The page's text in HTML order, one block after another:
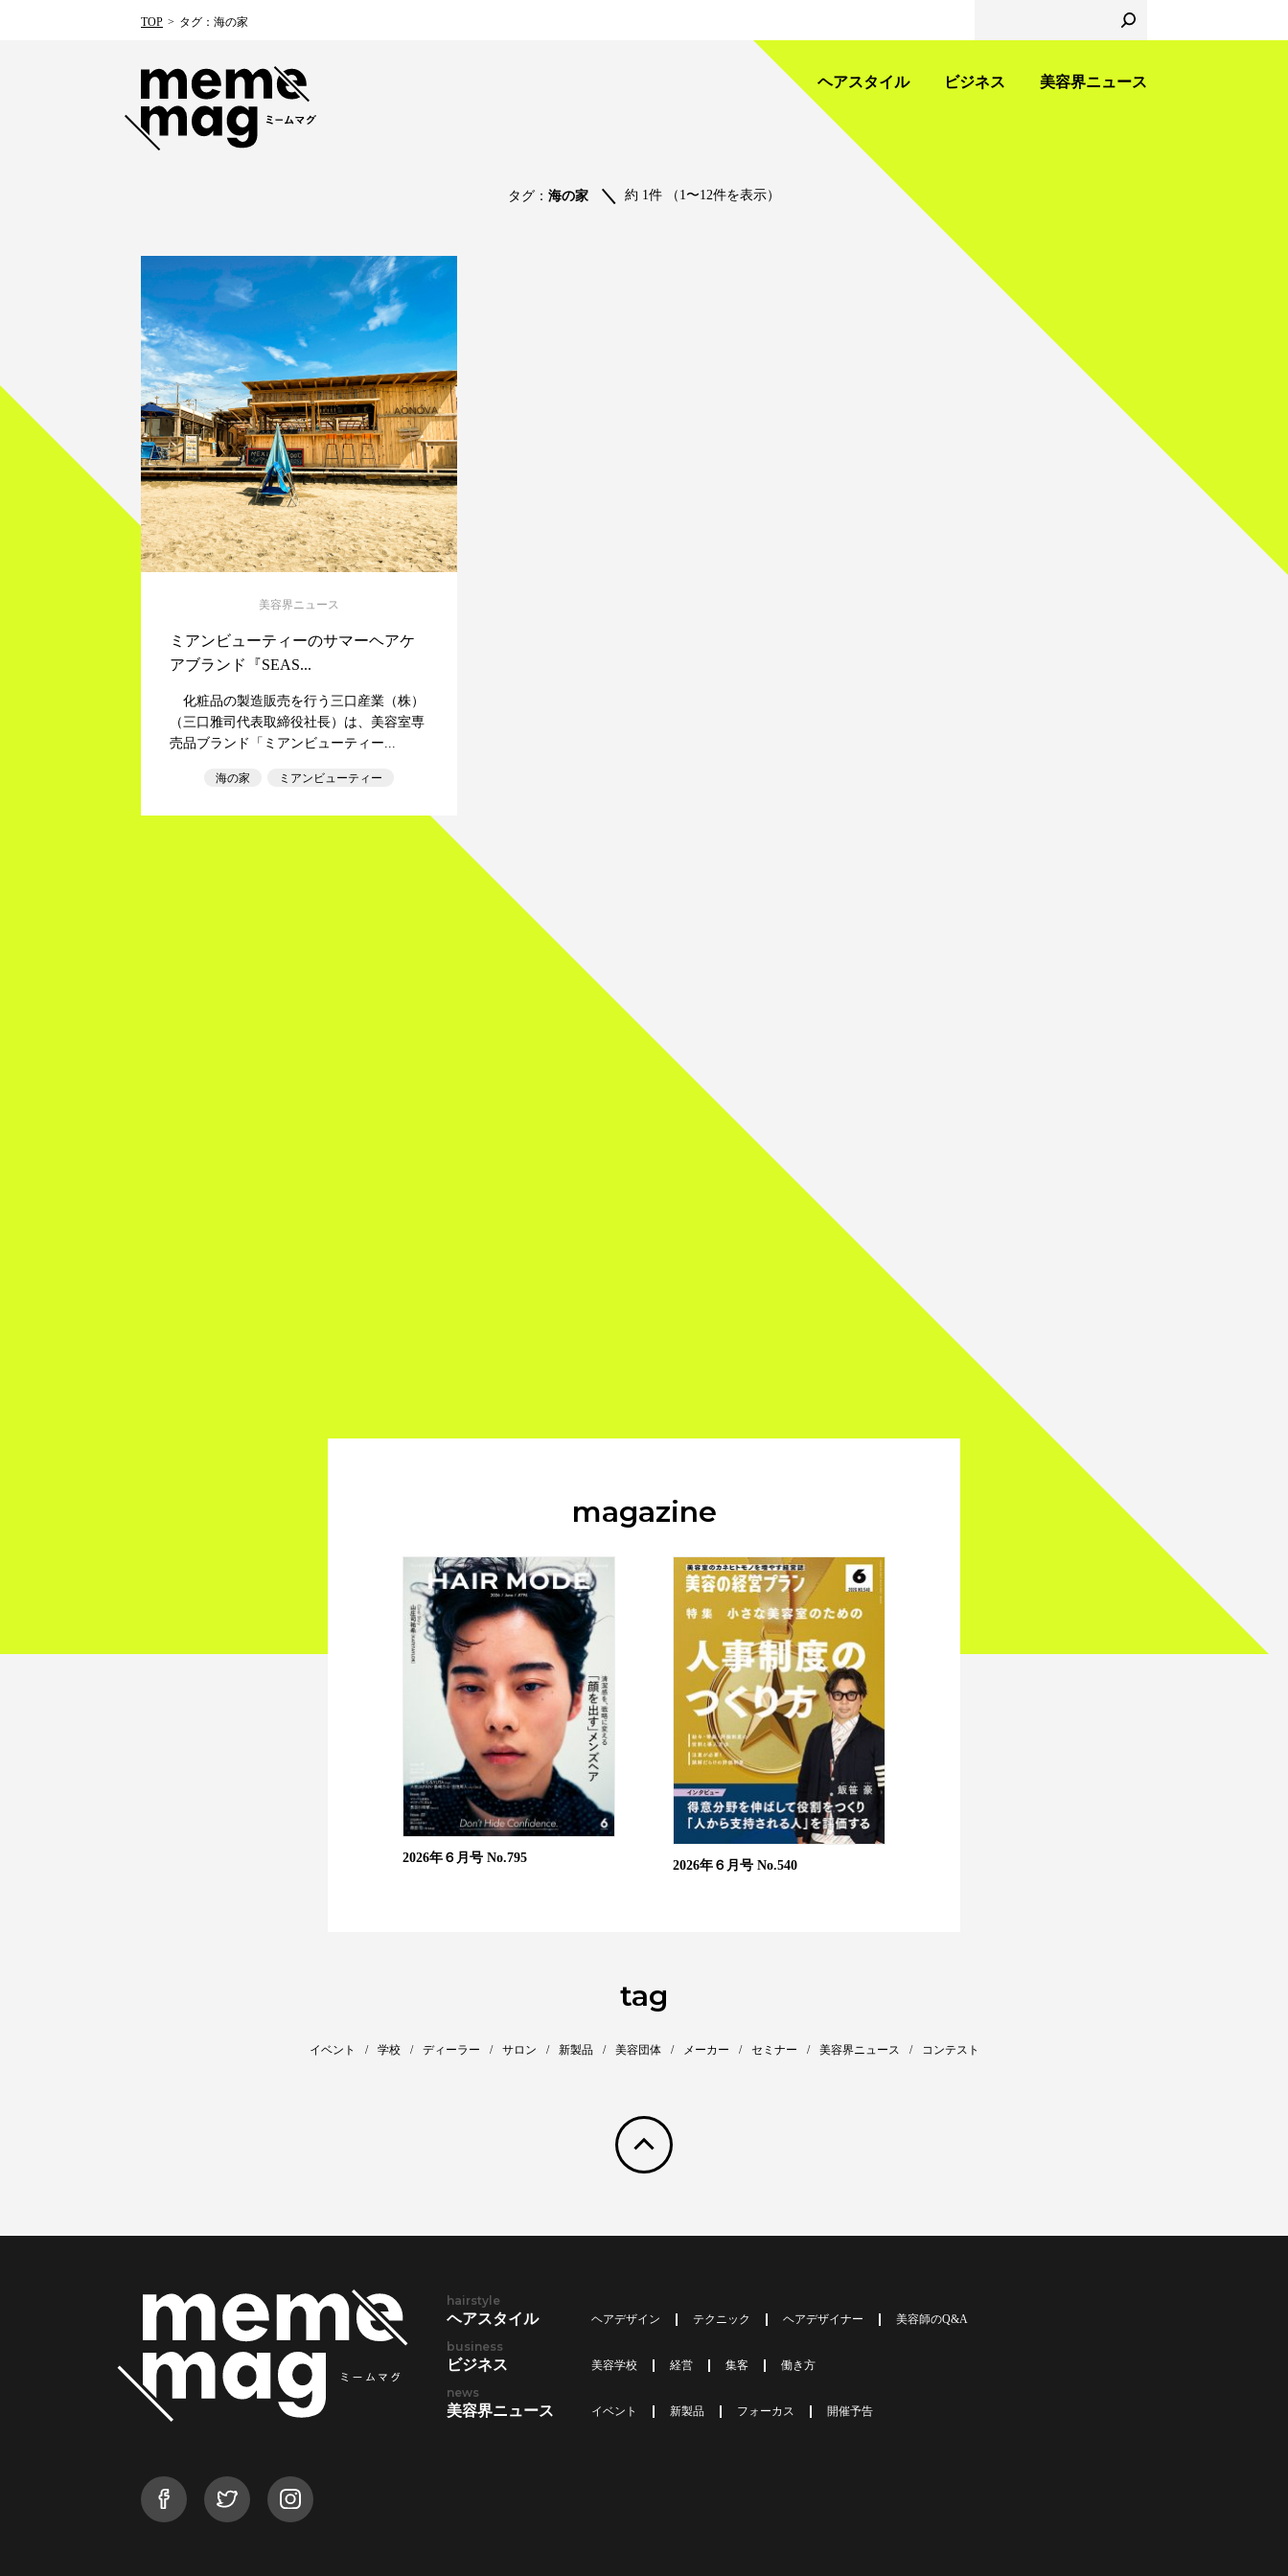
ヘアスタイル ビジネス 美容界ニュース
TOP タグ：海の家
タグ： 海の家 約 1件 （1〜12件を表示）
美容界ニュース
ミアンビューティーのサマーヘアケ
アブランド『SEAS...
化粧品の製造販売を行う三口産業（株）
（三口雅司代表取締役社長）は、美容室専
売品ブランド「ミアンビューティー...
海の家 ミアンビューティー
magazine
2026年６月号 No.795
2026年６月号 No.540
tag
イベント 学校 ディーラー サロン 新製品 美容団体 メーカー セミナー 美容界ニュース コンテスト
hairstyle
ヘアスタイル ヘアデザイン テクニック ヘアデザイナー 美容師のQ&A
business
ビジネス 美容学校 経営 集客 働き方
news
美容界ニュース イベント 新製品 フォーカス 開催予告